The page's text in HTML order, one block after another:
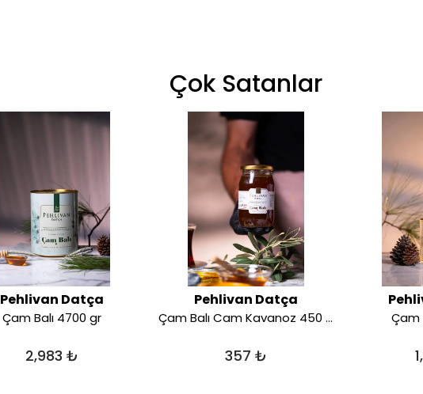
Çok Satanlar
Pehlivan Datça
Çam Balı 4700 gr
2,983 ₺
Pehlivan Datça
Çam Balı Cam Kavanoz 450 gr
357 ₺
Çam